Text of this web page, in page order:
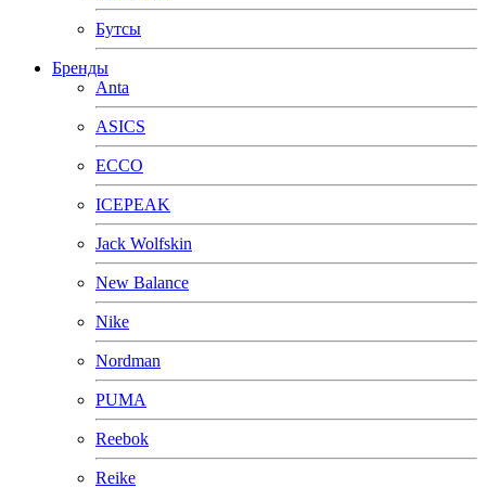
Бутсы
Бренды
Anta
ASICS
ECCO
ICEPEAK
Jack Wolfskin
New Balance
Nike
Nordman
PUMA
Reebok
Reike